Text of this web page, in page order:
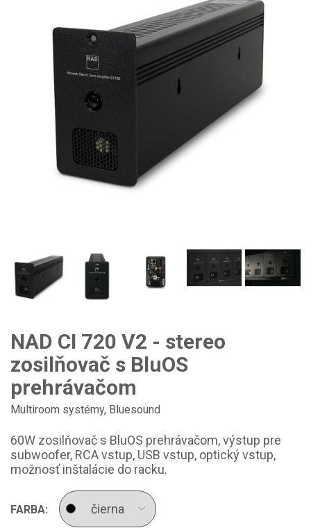
NAD CI 720 V2 - stereo
zosilňovač s BluOS
prehrávačom
Multiroom systémy, Bluesound
60W zosilňovač s BluOS prehrávačom, výstup pre
subwoofer, RCA vstup, USB vstup, optický vstup,
možnosť inštalácie do racku.
FARBA: